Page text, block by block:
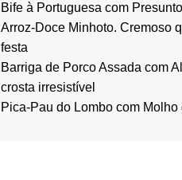
Bife à Portuguesa com
Arroz-Doce Minhoto. Cremoso
festa
Barriga de Porco Assada com
crosta irresistível
Pica-Pau do Lombo com Molho